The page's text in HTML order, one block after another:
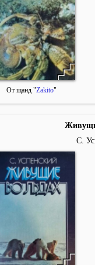
От щанд "Zakito"
С.